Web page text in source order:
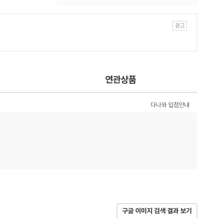
연관상품
다나와 입점안내
구글 이미지 검색 결과 보기